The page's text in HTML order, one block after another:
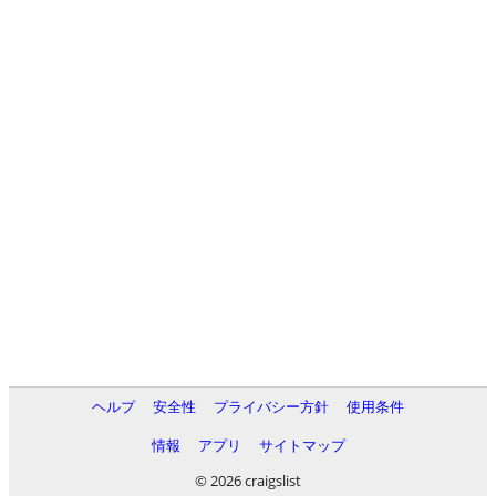
ヘルプ 安全性 プライバシー方針
使用条件
情報
アプリ
サイトマップ
© 2026 craigslist